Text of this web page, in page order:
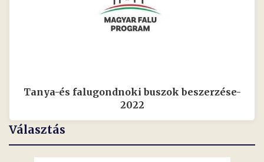
Tanya-és falugondnoki buszok beszerzése-
2022
Választás